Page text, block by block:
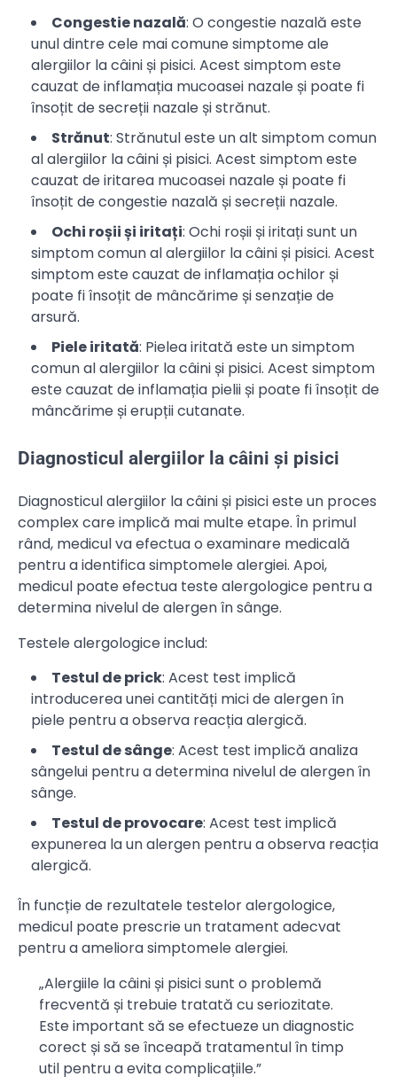
Congestie nazală: O congestie nazală este
unul dintre cele mai comune simptome ale
alergiilor la câini și pisici. Acest simptom este
cauzat de inflamația mucoasei nazale și poate fi
însoțit de secreții nazale și strănut.
Strănut: Strănutul este un alt simptom comun
al alergiilor la câini și pisici. Acest simptom este
cauzat de iritarea mucoasei nazale și poate fi
însoțit de congestie nazală și secreții nazale.
Ochi roșii și iritați: Ochi roșii și iritați sunt un
simptom comun al alergiilor la câini și pisici. Acest
simptom este cauzat de inflamația ochilor și
poate fi însoțit de mâncărime și senzație de
arsură.
Piele iritată: Pielea iritată este un simptom
comun al alergiilor la câini și pisici. Acest simptom
este cauzat de inflamația pielii și poate fi însoțit de
mâncărime și erupții cutanate.
Diagnosticul alergiilor la câini și pisici
Diagnosticul alergiilor la câini și pisici este un proces
complex care implică mai multe etape. În primul
rând, medicul va efectua o examinare medicală
pentru a identifica simptomele alergiei. Apoi,
medicul poate efectua teste alergologice pentru a
determina nivelul de alergen în sânge.
Testele alergologice includ:
Testul de prick: Acest test implică
introducerea unei cantități mici de alergen în
piele pentru a observa reacția alergică.
Testul de sânge: Acest test implică analiza
sângelui pentru a determina nivelul de alergen în
sânge.
Testul de provocare: Acest test implică
expunerea la un alergen pentru a observa reacția
alergică.
În funcție de rezultatele testelor alergologice,
medicul poate prescrie un tratament adecvat
pentru a ameliora simptomele alergiei.
„Alergiile la câini și pisici sunt o problemă
frecventă și trebuie tratată cu seriozitate.
Este important să se efectueze un diagnostic
corect și să se înceapă tratamentul în timp
util pentru a evita complicațiile.”